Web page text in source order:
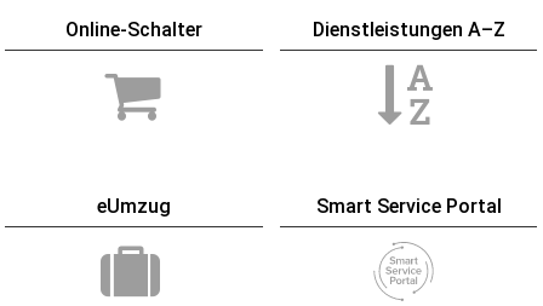
Online-Schalter Dienstleistungen A–Z
eUmzug Smart Service Portal